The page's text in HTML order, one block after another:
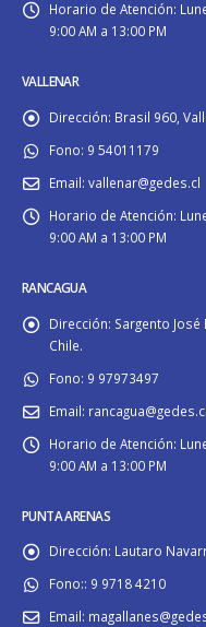
Horario de Atención:
9:00 AM a 13:00 PM
VALLENAR
Dirección: Brasil 960,
Fono: 9 54011179
Email: vallenar@gedes.cl
Horario de Atención:
9:00 AM a 13:00 PM
RANCAGUA
Dirección: Sargento José
Chile.
Fono: 9 97973497
Email: rancagua@gedes.cl
Horario de Atención:
9:00 AM a 13:00 PM
PUNTA ARENAS
Dirección: Lautaro
Fono:: 9 9718 4210
Email: